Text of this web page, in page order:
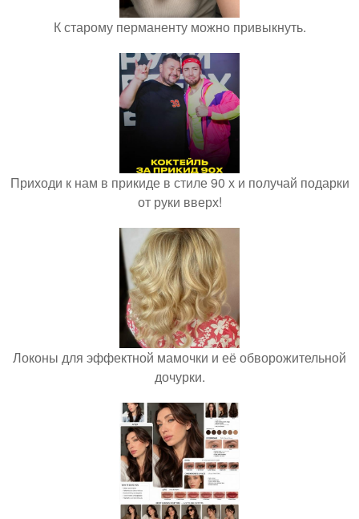
К старому перманенту можно привыкнуть.
Приходи к нам в прикиде в стиле 90 х и получай подарки
от руки вверх!
Локоны для эффектной мамочки и её обворожительной
дочурки.